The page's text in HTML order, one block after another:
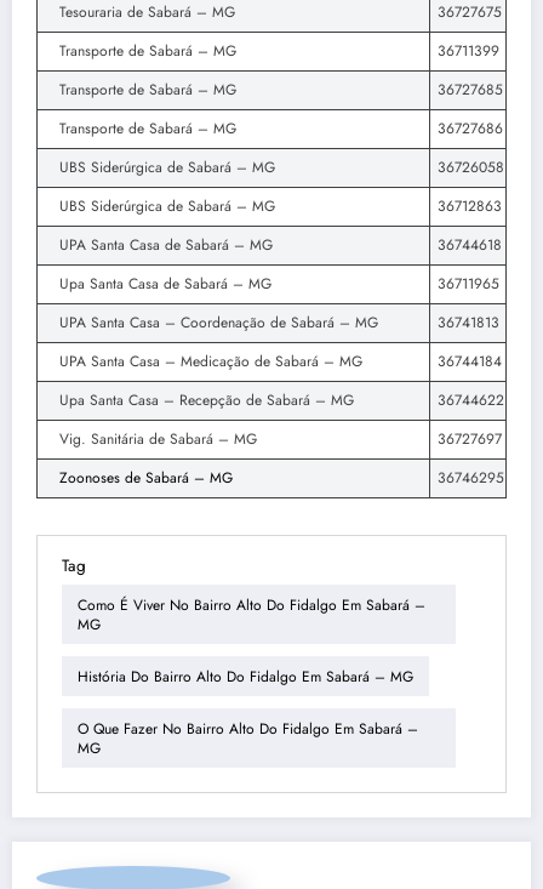
Tesouraria de Sabará – MG
36727675
Transporte de Sabará – MG
36711399
Transporte de Sabará – MG
36727685
Transporte de Sabará – MG
36727686
UBS Siderúrgica de Sabará – MG
36726058
UBS Siderúrgica de Sabará – MG
36712863
UPA Santa Casa de Sabará – MG
36744618
Upa Santa Casa de Sabará – MG
36711965
UPA Santa Casa – Coordenação de Sabará – MG
36741813
UPA Santa Casa – Medicação de Sabará – MG
36744184
Upa Santa Casa – Recepção de Sabará – MG
36744622
Vig. Sanitária de Sabará – MG
36727697
Zoonoses de Sabará – MG
36746295
Tag
Como É Viver No Bairro Alto Do Fidalgo Em Sabará –
MG
História Do Bairro Alto Do Fidalgo Em Sabará – MG
O Que Fazer No Bairro Alto Do Fidalgo Em Sabará –
MG